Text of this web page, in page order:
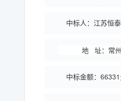
中标人： 江苏恒
地 址：常州市
中标金额： 66331